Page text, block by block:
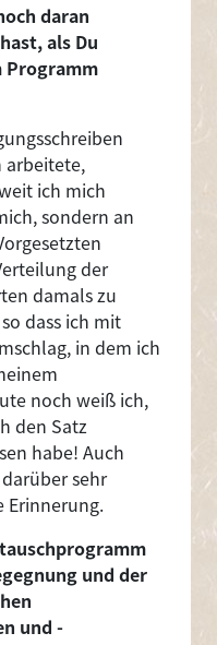
daran
als Du
Programm
arbeitete,
ich mich
sondern an
der
damals zu
dass ich mit
in dem ich
noch weiß ich,
den Satz
habe! Auch
sehr
Erinnerung.
und der
und -